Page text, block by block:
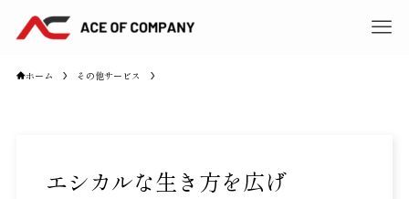
ホーム その他サービス
エシカルな生き方を広げ